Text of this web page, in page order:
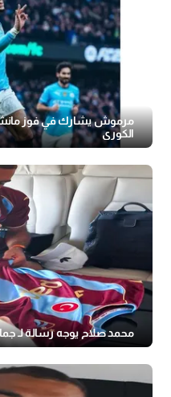
مرموش يشارك في فوز
الكوري
محمد صلاح يوجه رسالة لـ